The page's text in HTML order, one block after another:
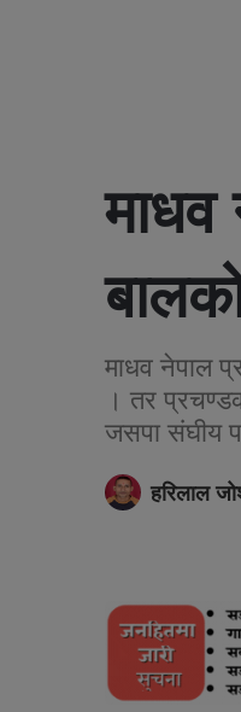
माधव
माधव नेपाल
। तर
जसपा संघीय
हरिलाल